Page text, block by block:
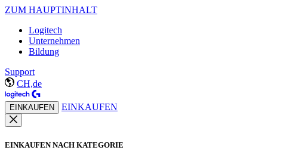
ZUM HAUPTINHALT
Logitech
Unternehmen
Bildung
Support
CH,de
EINKAUFEN EINKAUFEN
EINKAUFEN NACH KATEGORIE